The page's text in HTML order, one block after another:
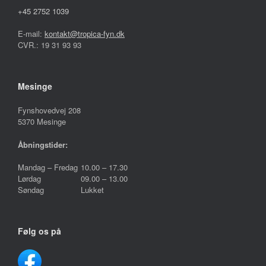
+45 2752 1039
E-mail: kontakt@tropica-fyn.dk
CVR.: 19 31 93 93
Mesinge
Fynshovedvej 208
5370 Mesinge
Åbningstider:
Mandag – Fredag
Lørdag
Søndag
10.00 – 17.30
09.00 – 13.00
Lukket
Følg os på